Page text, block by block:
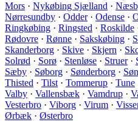
Mors · Nykøbing Sjælland ·
Nørresundby · Odder· Odense ·
Ringkøbing · Ringsted · Roskilde
Rødovre · Rønne · Sakskøbing ·
Skanderborg · Skive · Skjern ·
Solrød · Sorø · Stenløse · Struer·
Sæby · Søborg · Sønderborg ·
Thisted · Tilst · Tommerup · Tune
Valby · Vallensbæk · Vamdrup ·
Vesterbro · Viborg · Virum ·
Ørbæk · Østerbro